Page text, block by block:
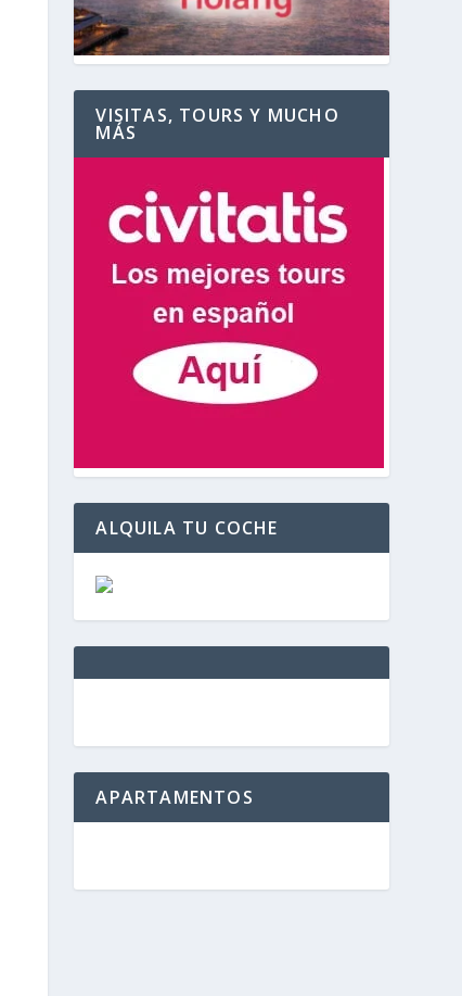
VISITAS, TOURS Y MUCHO
MÁS
ALQUILA TU COCHE
APARTAMENTOS